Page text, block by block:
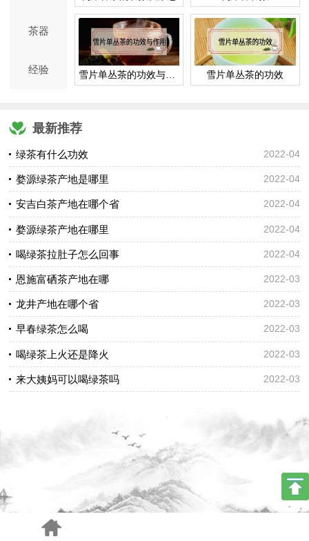
茶器
经验 雪片单丛茶的功效与作用 雪片单丛茶的功效
最新推荐
绿茶有什么功效 2022-04
婺源绿茶产地是哪里 2022-04
安吉白茶产地在哪个省 2022-04
婺源绿茶产地在哪里 2022-04
喝绿茶拉肚子怎么回事 2022-04
恩施富硒茶产地在哪 2022-03
龙井产地在哪个省 2022-03
早春绿茶怎么喝 2022-03
喝绿茶上火还是降火 2022-03
来大姨妈可以喝绿茶吗 2022-03